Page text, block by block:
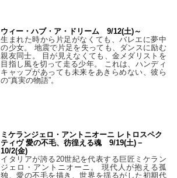
ウィー・ハブ・ア・ドリーム 9/12(土)～
生まれた時から片足がなくても、バレエに夢中
の少女。 地震で片足を失っても、ダンスに励む
親友同士。 目が見えなくても、金メダリストを
目指し風を切って走る少年。 これは、ハンディ
キャップがあっても未来をあきらめない、彼ら
の“真実の物語”。
ミケランジェロ・アントニオーニ レトロスペク
ティヴ 愛の不毛、彷徨える魂 9/19(土)－
10/2(金)
イタリアが誇る20世紀を代表する巨匠ミケラン
ジェロ・アントニオーニ。 現代人が抱える孤
独、愛の不毛を描き、世界を揺るがした初期代